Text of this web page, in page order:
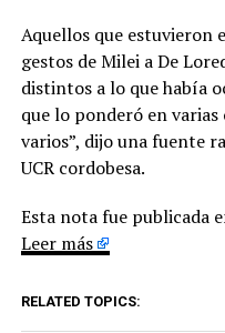
Aquellos que estuvieron
gestos de Milei a De
distintos a lo que había
que lo ponderó en varias
varios”, dijo una fuente
UCR cordobesa.
Esta nota fue publicada
Leer más
RELATED TOPICS: